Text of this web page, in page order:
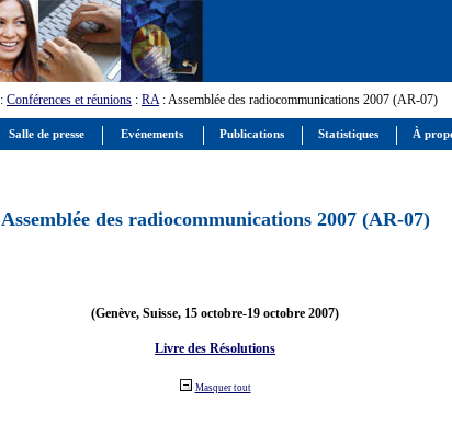
: Conférences et réunions : RA: Assemblée des radiocommunications 2007 (AR-07)
Assemblée des radiocommunications 2007 (AR-07)
(Genève, Suisse, 15 octobre-19 octobre 2007)
Livre des Résolutions
Masquer tout
Salle de presse Evénements Publications Statistiques À